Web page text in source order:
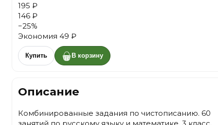
195 ₽
146 ₽
−25%
Экономия 49 ₽
Купить В корзину
Описание
Комбинированные задания по чистописанию. 60